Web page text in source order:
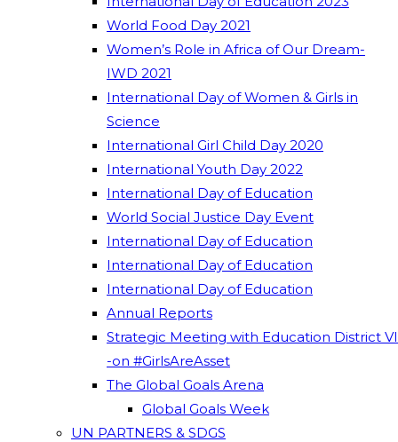
World Food Day 2021
Women’s Role in Africa of Our Dream-
IWD 2021
International Day of Women & Girls in
Science
International Girl Child Day 2020
International Youth Day 2022
International Day of Education
World Social Justice Day Event
International Day of Education
International Day of Education
International Day of Education
Annual Reports
Strategic Meeting with Education District VI
-on #GirlsAreAsset
The Global Goals Arena
Global Goals Week
UN PARTNERS & SDGS